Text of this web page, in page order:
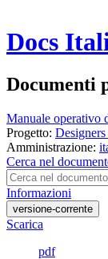
Docs
Documenti
Manuale operativo
Progetto:
Amministrazione:
Cerca nel
Informazioni
versione-corrente
Scarica
pdf